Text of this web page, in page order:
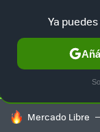
SELECCIÓN
HOY SE HABLA
Mercado Libre
Ya